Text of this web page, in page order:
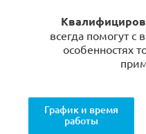
всегда помогут с
особенностях
График и время
работы